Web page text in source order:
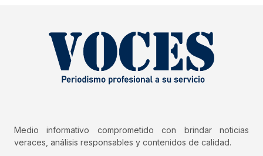
Medio informativo comprometido con brindar noticias
veraces, análisis responsables y contenidos de calidad.